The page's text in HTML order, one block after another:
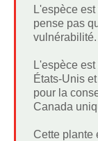
L'espèce
pense pas
L'espèce
États-Unis
pour la
Canada
Cette plante